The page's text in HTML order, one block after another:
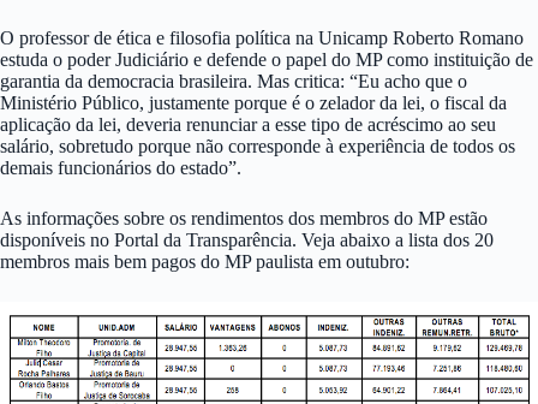
O professor de ética e filosofia política na Unicamp Roberto Romano
estuda o poder Judiciário e defende o papel do MP como instituição de
garantia da democracia brasileira. Mas critica: “Eu acho que o
Ministério Público, justamente porque é o zelador da lei, o fiscal da
aplicação da lei, deveria renunciar a esse tipo de acréscimo ao seu
salário, sobretudo porque não corresponde à experiência de todos os
demais funcionários do estado”.
As informações sobre os rendimentos dos membros do MP estão
disponíveis no Portal da Transparência. Veja abaixo a lista dos 20
membros mais bem pagos do MP paulista em outubro: